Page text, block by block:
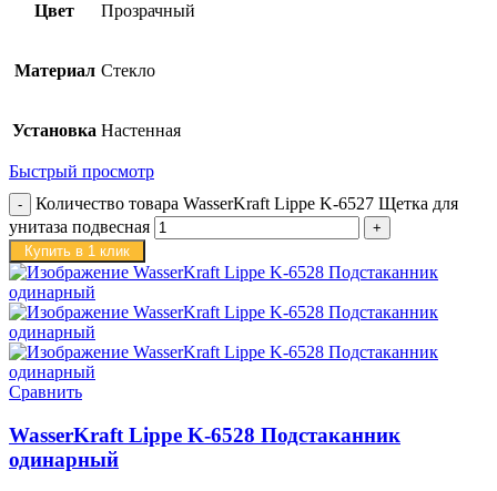
Цвет Прозрачный
Материал Стекло
Установка Настенная
Быстрый просмотр
Количество товара WasserKraft Lippe K-6527 Щетка для
унитаза подвесная
Купить в 1 клик
Сравнить
WasserKraft Lippe K-6528 Подстаканник
одинарный